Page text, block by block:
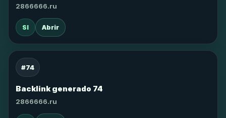
2866666.ru
SI Abrir
#74
Backlink generado 74
2866666.ru